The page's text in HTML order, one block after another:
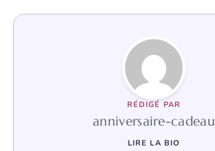
RÉDIGÉ PAR
anniversaire-cadeau
LIRE LA BIO